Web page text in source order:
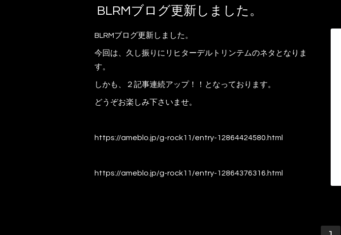
BLRMブログ更新しました。
BLRMブログ更新しました。
今回は、久し振りにリヒターデルトリンテムのネタとなりま
す。
しかも、２記事連続アップ！！となっております。
どうぞお楽しみ下さいませ。
https://ameblo.jp/g-rock11/entry-12864424580.html
https://ameblo.jp/g-rock11/entry-12864376316.html